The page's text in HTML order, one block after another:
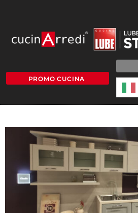
PROMO CUCINA